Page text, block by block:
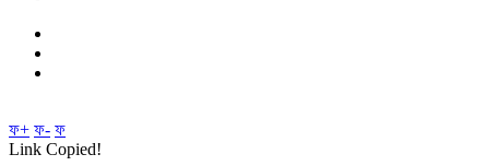
ফ+ ফ- ফ
Link Copied!